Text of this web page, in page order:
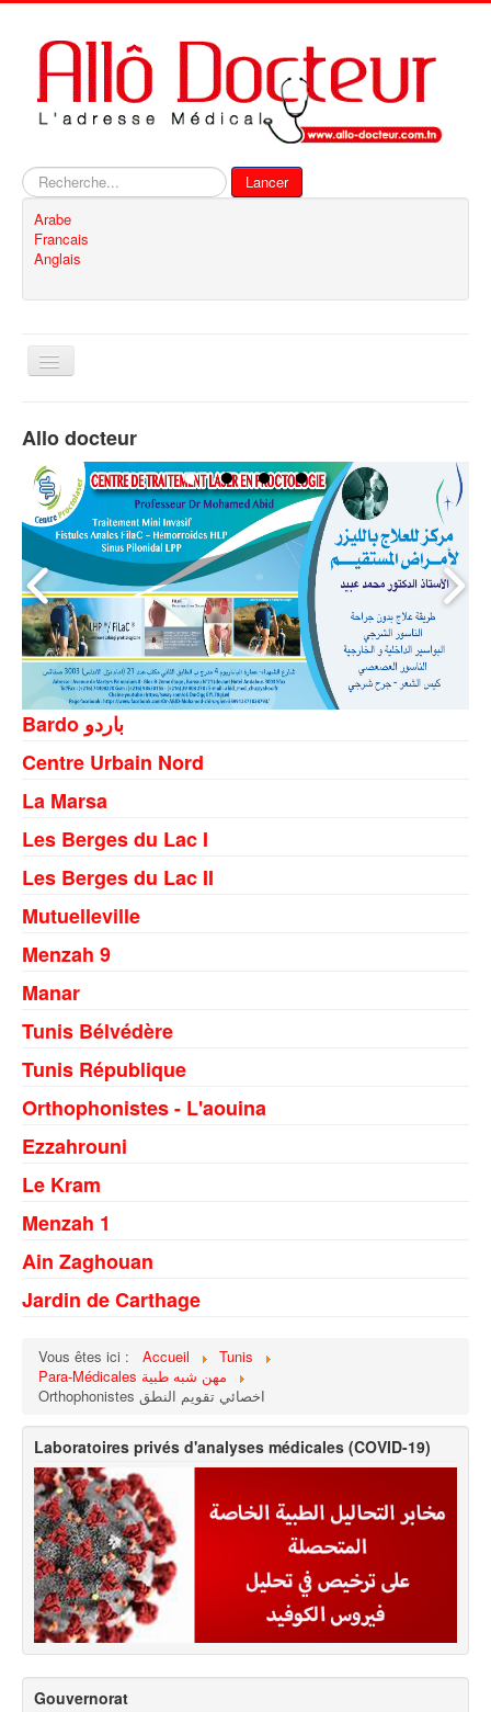
Rechercher
Lancer
Arabe
Francais
Anglais
Basculer
Contact
Allo docteur
Bardo باردو
Centre Urbain Nord
La Marsa
Les Berges du Lac I
Les Berges du Lac II
Mutuelleville
Menzah 9
Manar
Tunis Bélvédère
Tunis République
Orthophonistes - L'aouina
Ezzahrouni
Le Kram
Menzah 1
Ain Zaghouan
Jardin de Carthage
Vous êtes ici : Accueil
Tunis
Para-Médicales مهن شبه طبية
Orthophonistes اخصائي تقويم النطق
Laboratoires privés d'analyses médicales (COVID-19)
Gouvernorat